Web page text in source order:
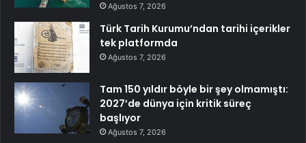
Ağustos 7, 2026
Türk Tarih Kurumu’ndan tarihi içerikler
tek platformda
Ağustos 7, 2026
Tam 150 yıldır böyle bir şey olmamıştı:
2027’de dünya için kritik süreç
başlıyor
Ağustos 7, 2026